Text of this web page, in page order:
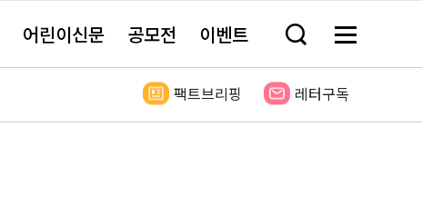
어린이신문 공모전 이벤트 검
창
기
메
전
보
팩트브리핑 레터구독